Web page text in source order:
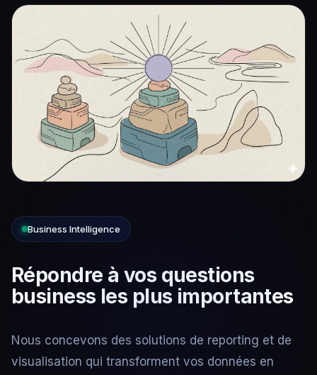
Business Intelligence
Répondre à vos questions
business les plus importantes
Nous concevons des solutions de reporting et de
visualisation qui transforment vos données en